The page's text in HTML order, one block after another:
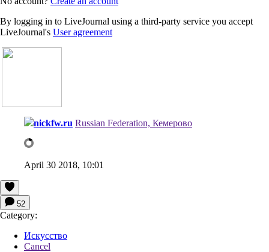
By logging in to LiveJournal using a third-party service you accept
LiveJournal's User agreement
nickfw.ru Russian Federation, Кемерово
April 30 2018, 10:01
52
Category:
Искусство
Cancel